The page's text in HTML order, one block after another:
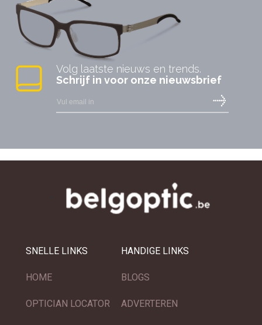
Volg laatste nieuws en trends.
Schrijf in voor onze nieuwsbrief
SNELLE LINKS
HOME
OPTICIAN LOCATOR
HANDIGE LINKS
BLOGS
ADVERTEREN